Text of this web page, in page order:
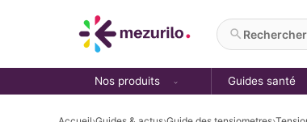
Nos produits Guides santé